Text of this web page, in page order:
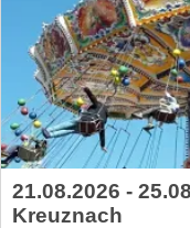
21.08.2026 -
Kreuznach